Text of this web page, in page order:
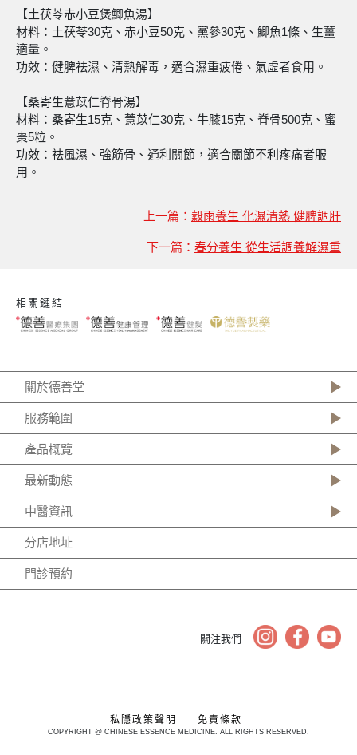
【土茯苓赤小豆煲鯽魚湯】
材料：土茯苓30克、赤小豆50克、黨參30克、鯽魚1條、生薑
適量。
功效：健脾祛濕、清熱解毒，適合濕重疲倦、氣虛者食用。
【桑寄生薏苡仁脊骨湯】
材料：桑寄生15克、薏苡仁30克、牛膝15克、脊骨500克、蜜
棗5粒。
功效：祛風濕、強筋骨、通利關節，適合關節不利疼痛者服
用。
上一篇： 穀雨養生 化濕清熱 健脾調肝
下一篇： 春分養生 從生活調養解濕重
相關鏈結
關於德善堂
服務範圍
產品概覽
最新動態
中醫資訊
分店地址
門診預約
關注我們
私隱政策聲明 免責條款
COPYRIGHT @ CHINESE ESSENCE MEDICINE. ALL RIGHTS RESERVED.